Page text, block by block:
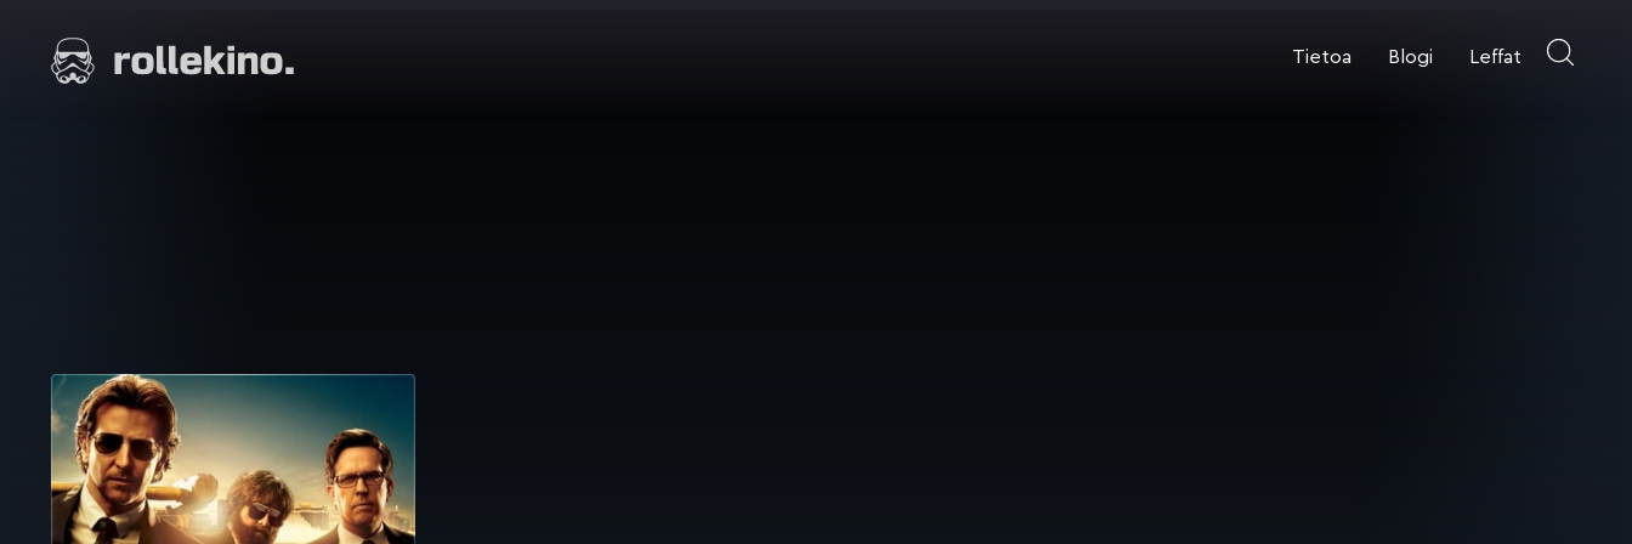
suoraan
sisältöön
Elokuvat ja elokuva-arviot | Rollekino.fi
Tietoa Blogi Leffat